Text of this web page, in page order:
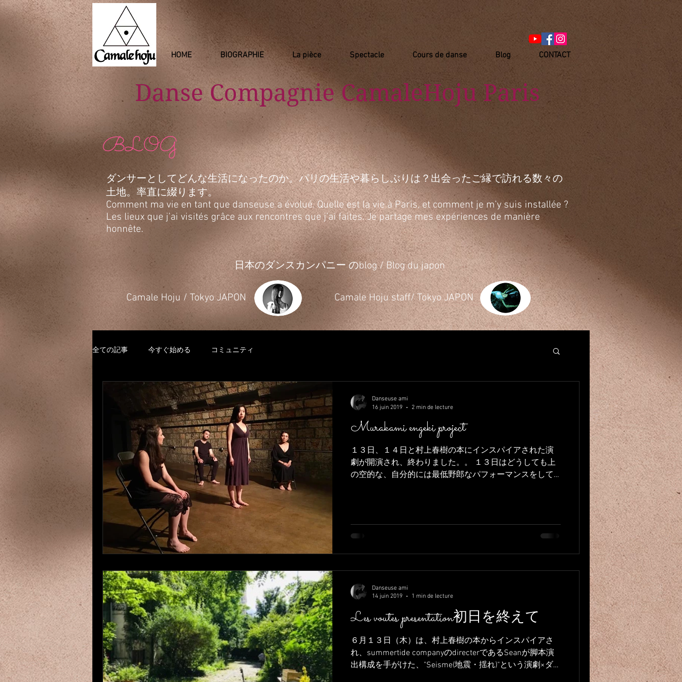
HOME BIOGRAPHIE La pièce Spectacle Cours de danse Blog CONTACT
Danse Compagnie​ CamaleHoju Paris
BLOG
ダンサーとしてどんな生活になったのか。パリの生活や暮らしぶりは？出会ったご縁で訪れる数々の
土地。率直に綴ります。
Comment ma vie en tant que danseuse a évolué. Quelle est la vie à Paris, et comment je m’y suis installée ?
Les lieux que j’ai visités grâce aux rencontres que j’ai faites. Je partage mes expériences de manière
honnête.
日本のダンスカンパニー のblog / Blog du japon
​Camale Hoju / Tokyo JAPON ​Camale Hoju staff/ Tokyo JAPON
全ての記事 今すぐ始める コミュニティ
Murakami engeki project
１３日、１４日と村上春樹の本にインスパイアされた演
劇が開演され、終わりました。。 １３日はどうしても上
の空的な、自分的には最低野郎なパフォーマンスをして
Danseuse ami
16 juin 2019
2 min de lecture
Les voutes presentation初日を終えて
６月１３日（木）は、村上春樹の本からインスパイアさ
れ、summertide companyのdirecterであるSeanが脚本演
出構成を手がけた、"Seisme(地震・揺れ)"という演劇×ダ
Danseuse ami
14 juin 2019
1 min de lecture